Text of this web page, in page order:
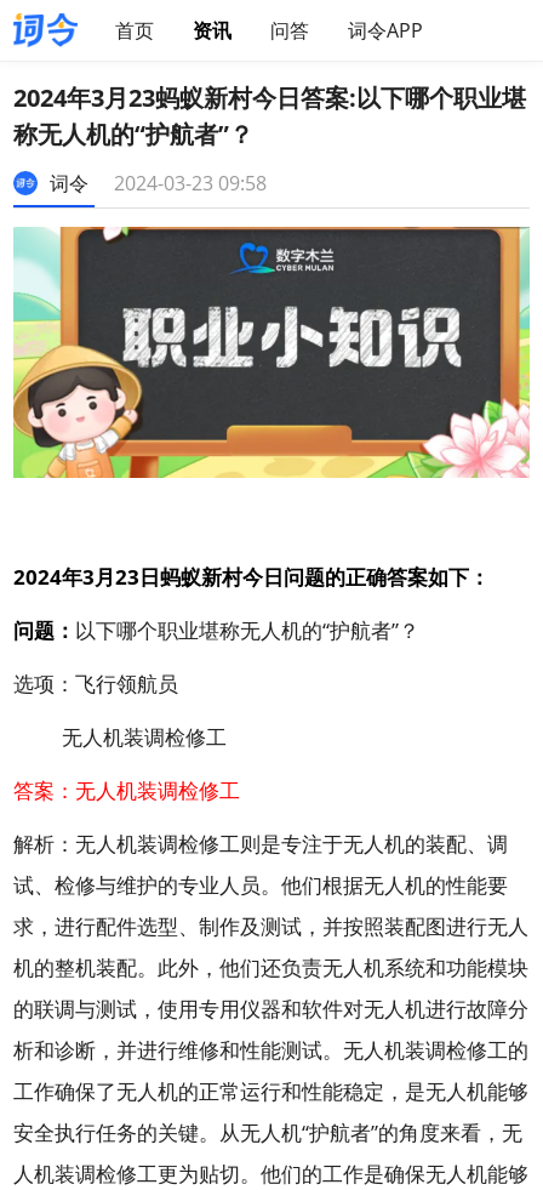
首页 资讯 问答 词令APP
2024年3月23蚂蚁新村今日答案:以下哪个职业堪
称无人机的“护航者”？
词令 2024-03-23 09:58
2024年3月23日蚂蚁新村今日问题的正确答案如下：
问题： 以下哪个职业堪称无人机的“护航者”？
选项：飞行领航员
无人机装调检修工
答案：无人机装调检修工
解析：无人机装调检修工则是专注于无人机的装配、调
试、检修与维护的专业人员。他们根据无人机的性能要
求，进行配件选型、制作及测试，并按照装配图进行无人
机的整机装配。此外，他们还负责无人机系统和功能模块
的联调与测试，使用专用仪器和软件对无人机进行故障分
析和诊断，并进行维修和性能测试。无人机装调检修工的
工作确保了无人机的正常运行和性能稳定，是无人机能够
安全执行任务的关键。从无人机“护航者”的角度来看，无
人机装调检修工更为贴切。他们的工作是确保无人机能够